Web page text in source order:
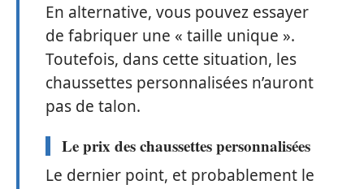
En alternative, vous pouvez essayer
de fabriquer une « taille unique ».
Toutefois, dans cette situation, les
chaussettes personnalisées n’auront
pas de talon.
Le prix des chaussettes personnalisées
Le dernier point, et probablement le